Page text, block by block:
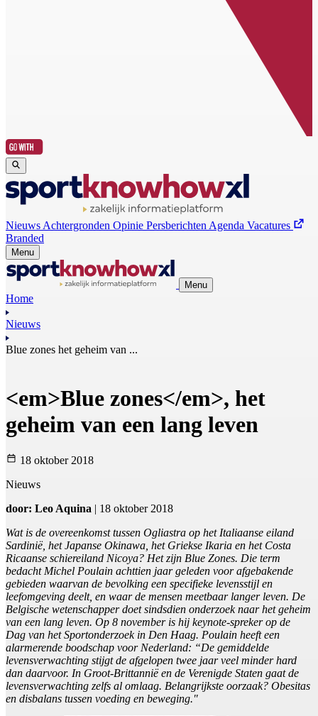
Nieuws Achtergronden Opinie Persberichten Agenda Vacatures
Branded
Menu
Menu
Home
Nieuws
Blue zones het geheim van ...
<em>Blue zones</em>, het
geheim van een lang leven
18 oktober 2018
Nieuws
door: Leo Aquina | 18 oktober 2018
Wat is de overeenkomst tussen Ogliastra op het Italiaanse eiland
Sardinië, het Japanse Okinawa, het Griekse Ikaria en het Costa
Ricaanse schiereiland Nicoya? Het zijn Blue Zones. Die term
bedacht Michel Poulain achttien jaar geleden voor afgebakende
gebieden waarvan de bevolking een specifieke levensstijl en
leefomgeving deelt, en waar de mensen meetbaar langer leven. De
Belgische wetenschapper doet sindsdien onderzoek naar het geheim
van een lang leven. Op 8 november is hij keynote-spreker op de
Dag van het Sportonderzoek in Den Haag. Poulain heeft een
alarmerende boodschap voor Nederland: “De gemiddelde
levensverwachting stijgt de afgelopen twee jaar veel minder hard
dan daarvoor. In Groot-Brittannië en de Verenigde Staten gaat de
levensverwachting zelfs al omlaag. Belangrijkste oorzaak? Obesitas
en disbalans tussen voeding en beweging."